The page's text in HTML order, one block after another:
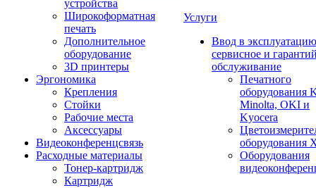
устройства
Широкоформатная
печать
Дополнительное
оборудование
3D принтеры
Эргономика
Крепления
Стойки
Рабочие места
Аксессуары
Видеоконференцсвязь
Расходные материалы
Тонер-картридж
Картридж
Услуги
Ввод в
сервисное и
обслуживание
Печатного
оборудования
Minolta, OKI и
Kyocera
оборудования
Оборудования